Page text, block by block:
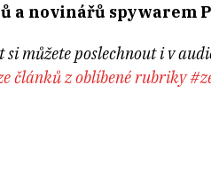
a novinářů spywarem
si můžete poslechnout i v
článků z oblíbené rubriky